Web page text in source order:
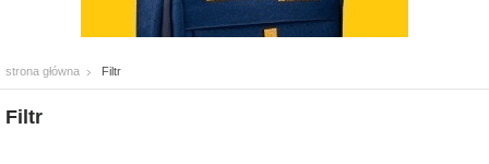
strona główna Filtr
Filtr